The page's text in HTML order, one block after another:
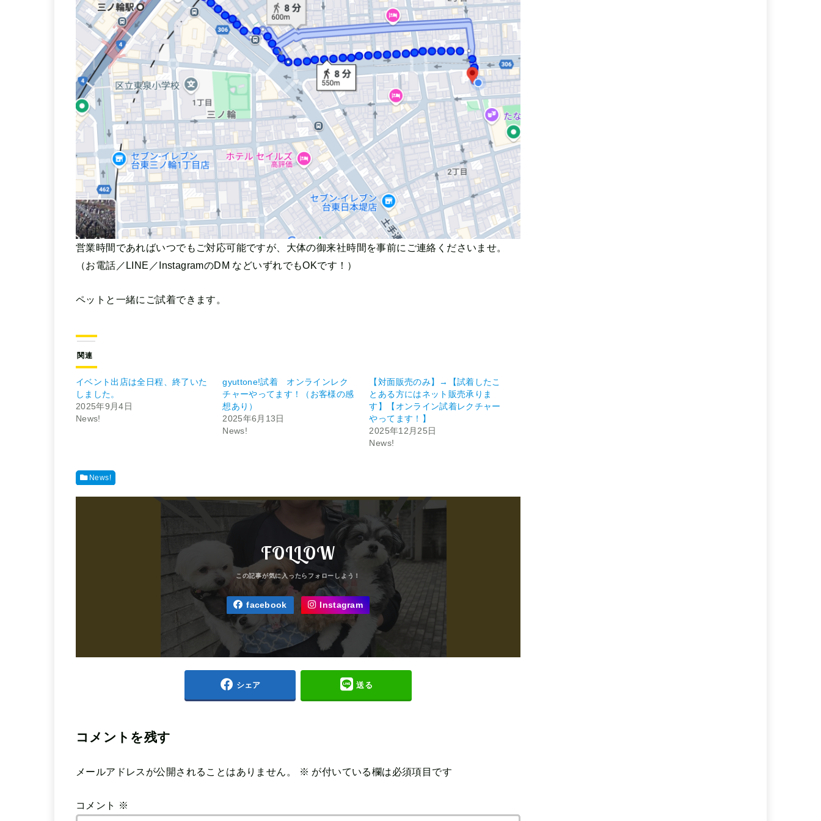
営業時間であればいつでもご対応可能ですが、大体の御来社時間を事前にご連絡くださいませ。
（お電話／LINE／InstagramのDM などいずれでもOKです！）
ペットと一緒にご試着できます。
関連
イベント出店は全日程、終了いた
しました。
2025年9月4日
News!
gyuttone!試着 オンラインレク
チャーやってます！（お客様の感
想あり）
2025年6月13日
News!
【対面販売のみ】→【試着したこ
とある方にはネット販売承りま
す】【オンライン試着レクチャー
やってます！】
2025年12月25日
News!
News!
FOLLOW
facebook Instagram
シェア 送る
コメントを残す
メールアドレスが公開されることはありません。 ※ が付いている欄は必須項目です
コメント ※